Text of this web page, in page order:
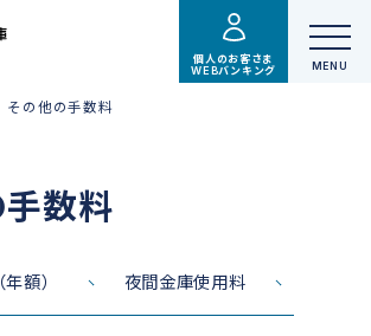
個人のお客さま
WEBバンキング
その他の手数料
数料
額） 夜間金庫使用料